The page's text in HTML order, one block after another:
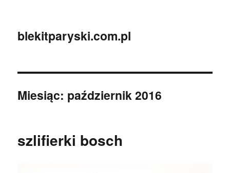
blekitparyski.com.pl
Miesiąc: październik 2016
szlifierki bosch